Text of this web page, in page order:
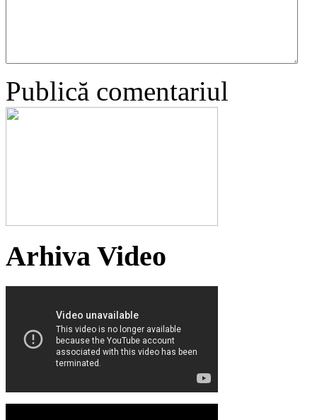
Publică comentariul
Arhiva Video